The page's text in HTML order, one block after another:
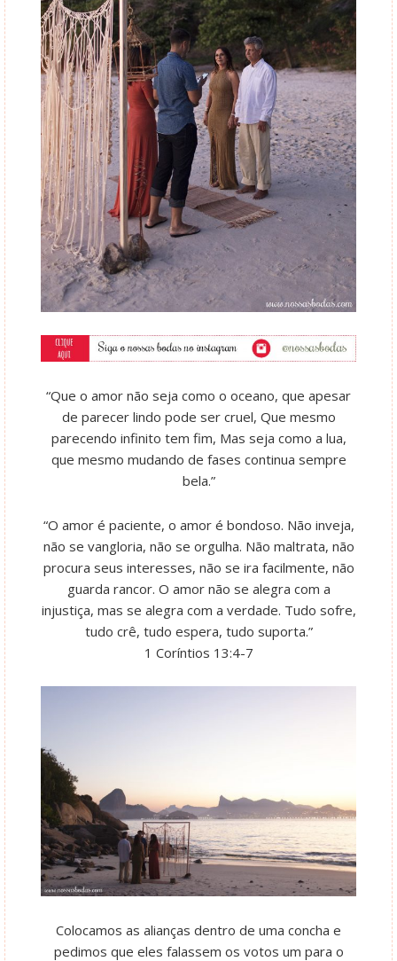
“Que o amor não seja como o oceano, que apesar
de parecer lindo pode ser cruel, Que mesmo
parecendo infinito tem fim, Mas seja como a lua,
que mesmo mudando de fases continua sempre
bela.”
“O amor é paciente, o amor é bondoso. Não inveja,
não se vangloria, não se orgulha. Não maltrata, não
procura seus interesses, não se ira facilmente, não
guarda rancor. O amor não se alegra com a
injustiça, mas se alegra com a verdade. Tudo sofre,
tudo crê, tudo espera, tudo suporta.”
1 Coríntios 13:4-7
Colocamos as alianças dentro de uma concha e
pedimos que eles falassem os votos um para o